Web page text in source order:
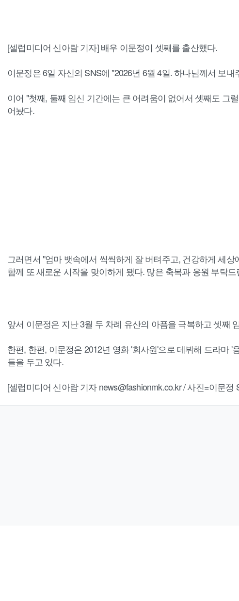
[셀럽미디어 신아람 기자] 배우 이문정이 셋째를 출산했다.
이문정은 6일 자신의 SNS에 "2026년 6월 4일. 하나님께서 보
이어 "첫째, 둘째 임신 기간에는 큰 어려움이 없어서 셋째도 그
어놨다.
그러면서 "엄마 뱃속에서 씩씩하게 잘 버텨주고, 건강하게 세
함께 또 새로운 시작을 맞이하게 됐다. 많은 축복과 응원 부탁
앞서 이문정은 지난 3월 두 차례 유산의 아픔을 극복하고 셋째
한편, 한편, 이문정은 2012년 영화 '회사원'으로 데뷔해 드라마
들을 두고 있다.
[셀럽미디어 신아람 기자 news@fashionmk.co.kr / 사진=이문정